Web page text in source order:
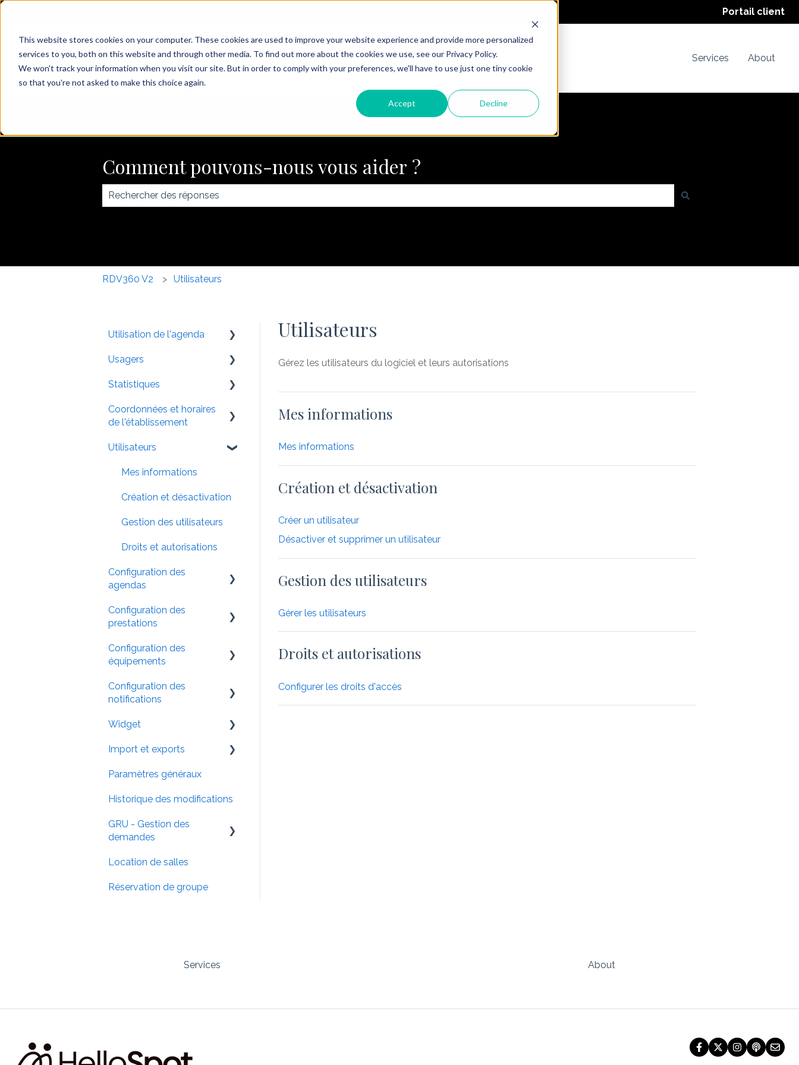
This website stores cookies on your computer. These cookies are used to improve your website experience and provide more personalized
services to you, both on this website and through other media. To find out more about the cookies we use, see our Privacy Policy.
We won't track your information when you visit our site. But in order to comply with your preferences, we'll have to use just one tiny cookie
so that you're not asked to make this choice again.
Accept Decline
Portail client
Services About
Comment pouvons-nous vous aider ?
RDV360 V2 Utilisateurs
Utilisateurs
Gérez les utilisateurs du logiciel et leurs autorisations
Mes informations
Mes informations
Création et désactivation
Créer un utilisateur
Désactiver et supprimer un utilisateur
Gestion des utilisateurs
Gérer les utilisateurs
Droits et autorisations
Configurer les droits d'accès
Utilisation de l'agenda
Naviguer
Affichage
Gérer les rendez-vous
Usagers
Menu usager
Fiche usager
Statistiques
Le rapport de statistiques
Coordonnées et horaires
de l'établissement
Coordonnées
Horaires
Page de réservation
Utilisateurs
Mes informations
Création et désactivation
Gestion des utilisateurs
Droits et autorisations
Configuration des
agendas
Réglages généreaux
Horaires de l'agenda
Prestations associées
Configuration des
prestations
Catégories
FAQ prestations
Configuration des
équipements
Paramétrage
comportement
Configuration des
notifications
Création d'une notification
Paramétrage des
professionnelles
Campagne SMS
Widget
Configuration
Intégration
Comportement
Import et exports
Importer
Exporter
FAQ imports / exports
Paramètres généraux
Historique des modifications
GRU - Gestion des
demandes
Parcours des demandes
Configurer la demande
Location de salles
Réservation de groupe
Services About